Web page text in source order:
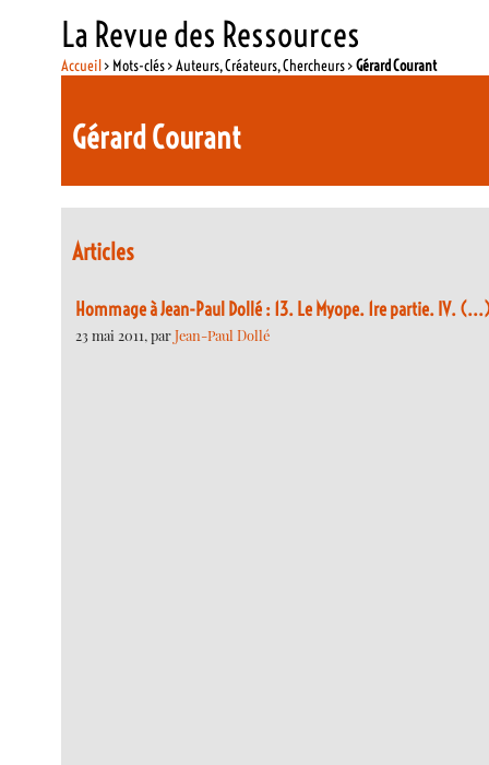
La Revue des Ressources
Accueil> Mots-clés > Auteurs, Créateurs, Chercheurs >Gérard Courant
Gérard Courant
Articles
Hommage à Jean-Paul Dollé : 13. Le Myope. 1re partie. IV.
23 mai 2011, parJean-Paul Dollé